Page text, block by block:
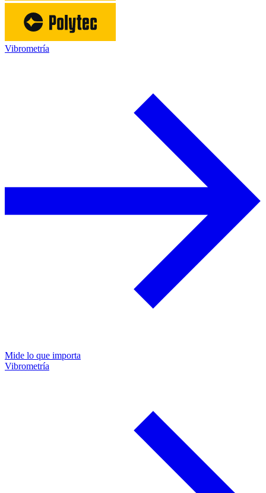
Vibrometría
Mide lo que importa
Vibrometría